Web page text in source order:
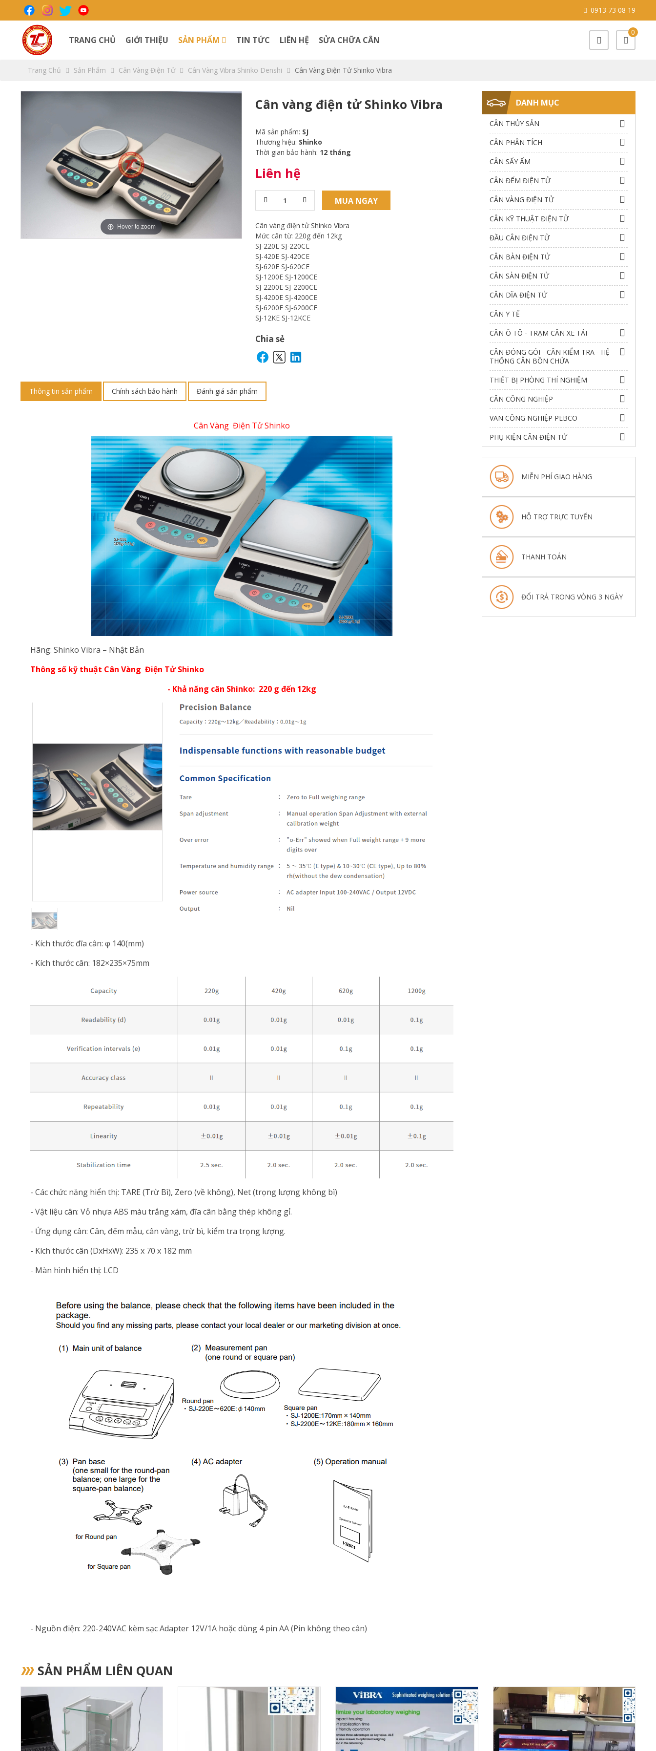
0913 73 08 19
TRANG CHỦ GIỚI THIỆU SẢN PHẨM TIN TỨC LIÊN HỆ SỬA CHỮA CÂN
0
Trang Chủ Sản Phẩm Cân Vàng Điện Tử Cân Vàng Vibra Shinko Denshi Cân Vàng Điện Tử Shinko Vibra
Hover to zoom
Cân vàng điện tử Shinko Vibra
Mã sản phẩm: SJ
Thương hiệu: Shinko
Thời gian bảo hành: 12 tháng
Liên hệ
MUA NGAY
Cân vàng điện tử Shinko Vibra
Mức cân từ: 220g đến 12kg
SJ-220E SJ-220CE
SJ-420E SJ-420CE
SJ-620E SJ-620CE
SJ-1200E SJ-1200CE
SJ-2200E SJ-2200CE
SJ-4200E SJ-4200CE
SJ-6200E SJ-6200CE
SJ-12KE SJ-12KCE
Chia sẻ
Thông tin sản phẩm Chính sách bảo hành Đánh giá sản phẩm
Cân Vàng Điện Tử Shinko
Hãng: Shinko Vibra – Nhật Bản
Thông số kỹ thuật Cân Vàng Điện Tử Shinko
- Khả năng cân Shinko: 220 g đến 12kg
- Kích thước đĩa cân: φ 140(mm)
- Kích thước cân: 182×235×75mm
- Các chức năng hiển thị: TARE (Trừ Bì), Zero (về không), Net (trọng lượng không bì)
- Vật liệu cân: Vỏ nhựa ABS màu trắng xám, đĩa cân bằng thép không gỉ.
- Ứng dụng cân: Cân, đếm mẫu, cân vàng, trừ bì, kiểm tra trọng lượng.
- Kích thước cân (DxHxW): 235 x 70 x 182 mm
- Màn hình hiển thị: LCD
- Nguồn điện: 220-240VAC kèm sạc Adapter 12V/1A hoặc dùng 4 pin AA (Pin không theo cân)
DANH MỤC
CÂN THỦY SẢN
CÂN PHÂN TÍCH
CÂN SẤY ẨM
CÂN ĐẾM ĐIỆN TỬ
CÂN VÀNG ĐIỆN TỬ
CÂN KỸ THUẬT ĐIỆN TỬ
ĐẦU CÂN ĐIỆN TỬ
CÂN BÀN ĐIỆN TỬ
CÂN SÀN ĐIỆN TỬ
CÂN DĨA ĐIỆN TỬ
CÂN Y TẾ
CÂN Ô TÔ - TRẠM CÂN XE TẢI
CÂN ĐÓNG GÓI - CÂN KIỂM TRA - HỆ
THỐNG CÂN BỒN CHỨA
THIẾT BỊ PHÒNG THÍ NGHIỆM
CÂN CÔNG NGHIỆP
VAN CÔNG NGHIỆP PEBCO
PHỤ KIỆN CÂN ĐIỆN TỬ
MIỄN PHÍ GIAO HÀNG
HỖ TRỢ TRỰC TUYẾN
THANH TOÁN
ĐỔI TRẢ TRONG VÒNG 3 NGÀY
SẢN PHẨM LIÊN QUAN